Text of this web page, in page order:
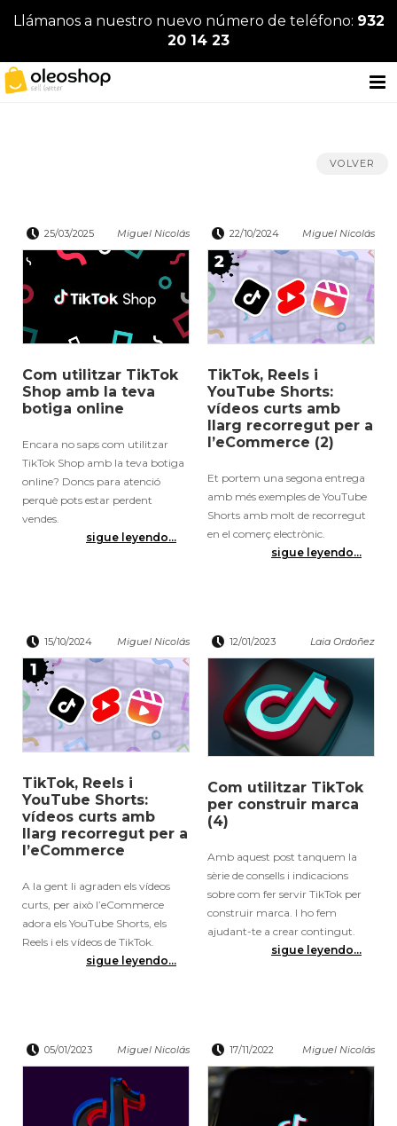
Llámanos a nuestro nuevo número de teléfono: 932
20 14 23
VOLVER
25/03/2025 Miguel Nicolás
Com utilitzar TikTok
Shop amb la teva
botiga online
Encara no saps com utilitzar
TikTok Shop amb la teva botiga
online? Doncs para atenció
perquè pots estar perdent
vendes.
sigue leyendo...
22/10/2024 Miguel Nicolás
TikTok, Reels i
YouTube Shorts:
vídeos curts amb
llarg recorregut per a
l’eCommerce (2)
Et portem una segona entrega
amb més exemples de YouTube
Shorts amb molt de recorregut
en el comerç electrònic.
sigue leyendo...
15/10/2024 Miguel Nicolás
TikTok, Reels i
YouTube Shorts:
vídeos curts amb
llarg recorregut per a
l’eCommerce
A la gent li agraden els vídeos
curts, per això l’eCommerce
adora els YouTube Shorts, els
Reels i els vídeos de TikTok.
sigue leyendo...
12/01/2023 Laia Ordoñez
Com utilitzar TikTok
per construir marca
(4)
Amb aquest post tanquem la
sèrie de consells i indicacions
sobre com fer servir TikTok per
construir marca. I ho fem
ajudant-te a crear contingut.
sigue leyendo...
05/01/2023 Miguel Nicolás 17/11/2022 Miguel Nicolás